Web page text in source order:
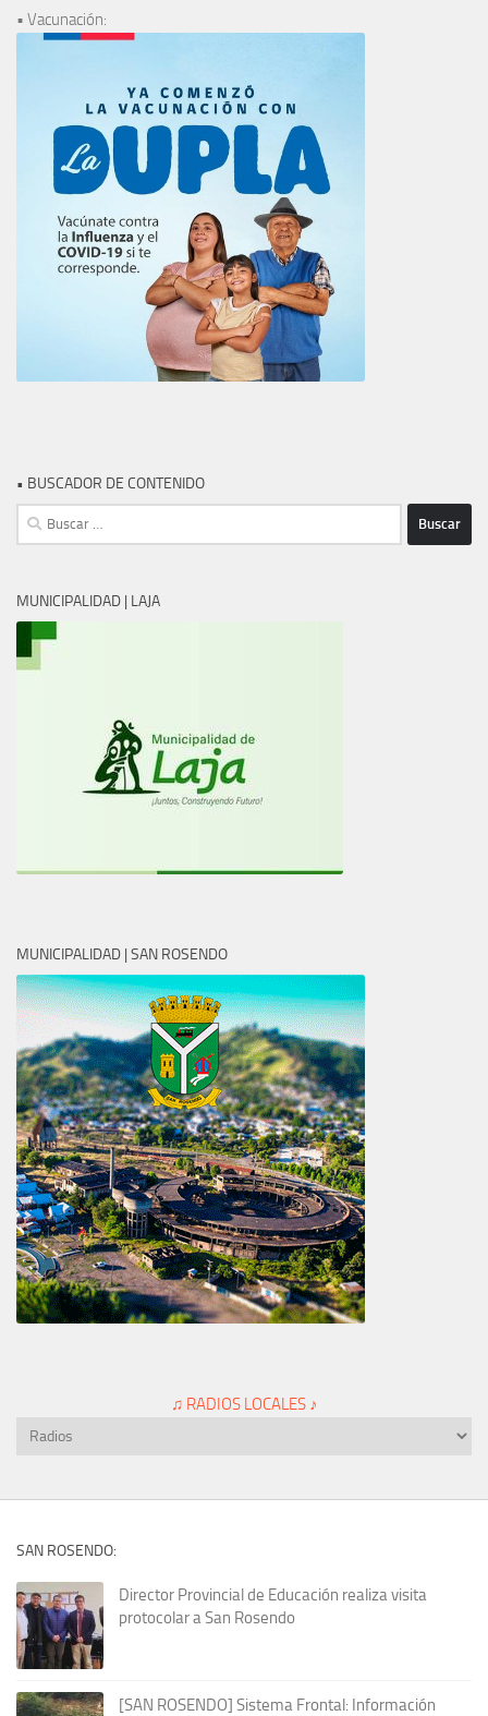
• Vacunación:
• BUSCADOR DE CONTENIDO
Buscar:
MUNICIPALIDAD | LAJA
MUNICIPALIDAD | SAN ROSENDO
♫ RADIOS LOCALES ♪
SAN ROSENDO:
Director Provincial de Educación realiza visita
protocolar a San Rosendo
[SAN ROSENDO] Sistema Frontal: Información